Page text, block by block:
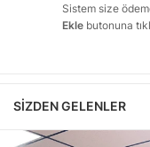
Sistem size
Ekle butonuna
SIZDEN GELENLER